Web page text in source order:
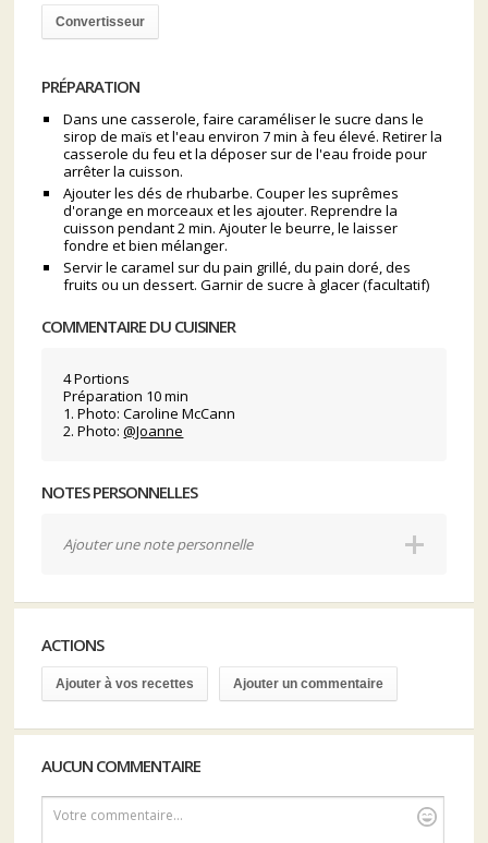
Convertisseur
PRÉPARATION
Dans une casserole, faire caraméliser le sucre dans le
sirop de maïs et l'eau environ 7 min à feu élevé. Retirer la
casserole du feu et la déposer sur de l'eau froide pour
arrêter la cuisson.
Ajouter les dés de rhubarbe. Couper les suprêmes
d'orange en morceaux et les ajouter. Reprendre la
cuisson pendant 2 min. Ajouter le beurre, le laisser
fondre et bien mélanger.
Servir le caramel sur du pain grillé, du pain doré, des
fruits ou un dessert. Garnir de sucre à glacer (facultatif)
COMMENTAIRE DU CUISINER
4 Portions
Préparation 10 min
1. Photo: Caroline McCann
2. Photo:@Joanne
NOTES PERSONNELLES
Ajouter une note personnelle
ACTIONS
Ajouter à vos recettes Ajouter un commentaire
AUCUN COMMENTAIRE
Votre commentaire...